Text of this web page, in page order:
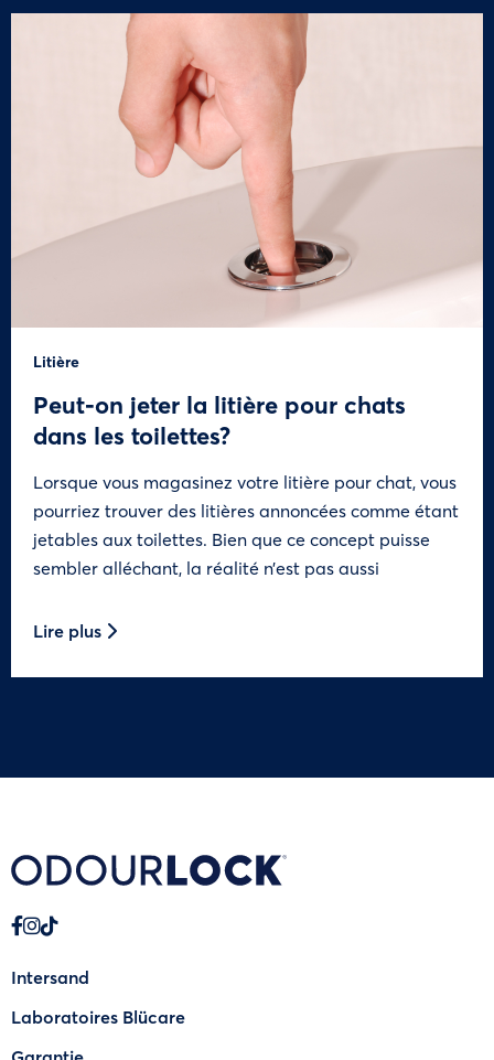
Litière
Peut-on jeter la litière pour chats
dans les toilettes?
Lorsque vous magasinez votre litière pour chat, vous
pourriez trouver des litières annoncées comme étant
jetables aux toilettes. Bien que ce concept puisse
sembler alléchant, la réalité n’est pas aussi
Lire plus
Intersand
Laboratoires Blücare